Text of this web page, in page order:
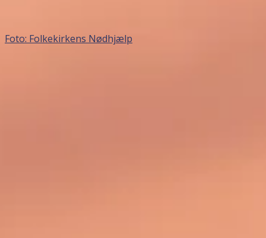
Foto: Folkekirkens Nødhjælp